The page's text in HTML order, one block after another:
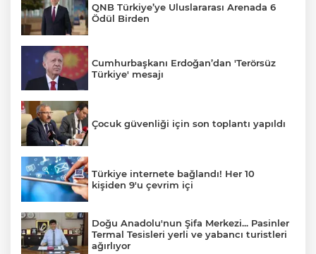
QNB Türkiye’ye Uluslararası Arenada 6
Ödül Birden
Cumhurbaşkanı Erdoğan’dan 'Terörsüz
Türkiye' mesajı
Çocuk güvenliği için son toplantı yapıldı
Türkiye internete bağlandı! Her 10
kişiden 9'u çevrim içi
Doğu Anadolu'nun Şifa Merkezi... Pasinler
Termal Tesisleri yerli ve yabancı turistleri
ağırlıyor